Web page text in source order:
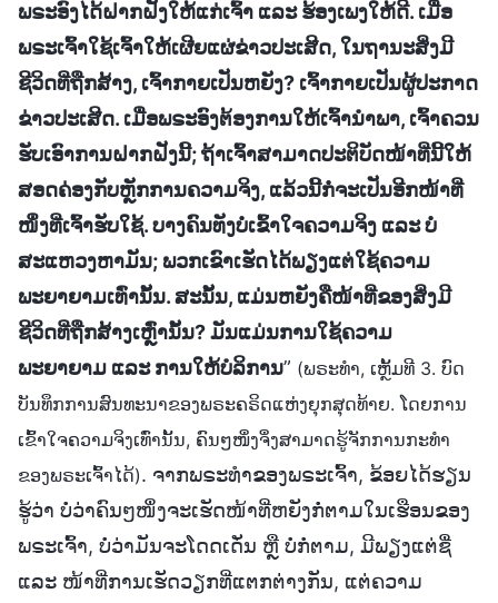
ພຣະອົງໄດ້ຝາກຝັງໃຫ້ແກ່ເຈົ້າ ແລະ ຮ້ອງເພງໃຫ້ດີ. ເມື່ອ
ພຣະເຈົ້າໃຊ້ເຈົ້າໃຫ້ເຜີຍແຜ່ຂ່າວປະເສີດ, ໃນຖານະສິ່ງມີ
ຊີວິດທີ່ຖືກສ້າງ, ເຈົ້າກາຍເປັນຫຍັງ? ເຈົ້າກາຍເປັນຜູ້ປະກາດ
ຂ່າວປະເສີດ. ເມື່ອພຣະອົງຕ້ອງການໃຫ້ເຈົ້ານຳພາ, ເຈົ້າຄວນ
ຮັບເອົາການຝາກຝັງນີ້; ຖ້າເຈົ້າສາມາດປະຕິບັດໜ້າທີ່ນີ້ໃຫ້
ສອດຄ່ອງກັບຫຼັກການຄວາມຈິງ, ແລ້ວນີ້ກໍ່ຈະເປັນອີກໜ້າທີ່
ໜຶ່ງທີ່ເຈົ້າຮັບໃຊ້. ບາງຄົນທັງບໍ່ເຂົ້າໃຈຄວາມຈິງ ແລະ ບໍ່
ສະແຫວງຫາມັນ; ພວກເຂົາເຮັດໄດ້ພຽງແຕ່ໃຊ້ຄວາມ
ພະຍາຍາມເທົ່ານັ້ນ. ສະນັ້ນ, ແມ່ນຫຍັງຄືໜ້າທີ່ຂອງສິ່ງມີ
ຊີວິດທີ່ຖືກສ້າງເຫຼົ່ານັ້ນ? ມັນແມ່ນການໃຊ້ຄວາມ
ພະຍາຍາມ ແລະ ການໃຫ້ບໍລິການ” (ພຣະທຳ, ເຫຼັ້ມທີ 3. ບົດ
ບັນທຶກການສົນທະນາຂອງພຣະຄຣິດແຫ່ງຍຸກສຸດທ້າຍ. ໂດຍການ
ເຂົ້າໃຈຄວາມຈິງເທົ່ານັ້ນ, ຄົນໆໜຶ່ງຈຶ່ງສາມາດຮູ້ຈັກການກະທຳ
ຂອງພຣະເຈົ້າໄດ້). ຈາກພຣະທຳຂອງພຣະເຈົ້າ, ຂ້ອຍໄດ້ຮຽນ
ຮູ້ວ່າ ບໍ່ວ່າຄົນໆໜຶ່ງຈະເຮັດໜ້າທີ່ຫຍັງກໍ່ຕາມໃນເຮືອນຂອງ
ພຣະເຈົ້າ, ບໍ່ວ່າມັນຈະໂດດເດັ່ນ ຫຼື ບໍ່ກໍ່ຕາມ, ມີພຽງແຕ່ຊື່
ແລະ ໜ້າທີ່ການເຮັດວຽກທີ່ແຕກຕ່າງກັນ, ແຕ່ຄວາມ